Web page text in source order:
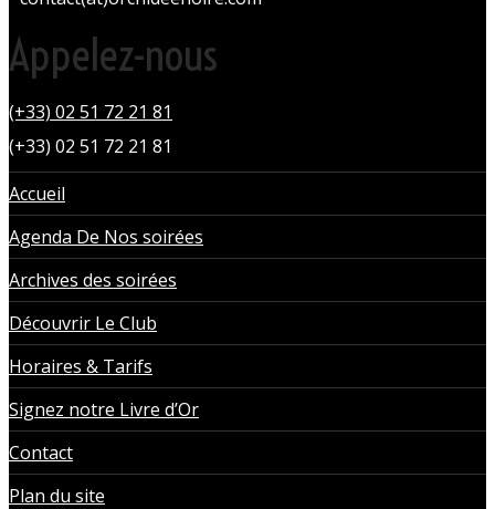
Appelez-nous
(+33) 02 51 72 21 81
(+33) 02 51 72 21 81
Accueil
Agenda De Nos soirées
Archives des soirées
Découvrir Le Club
Horaires & Tarifs
Signez notre Livre d’Or
Contact
Plan du site